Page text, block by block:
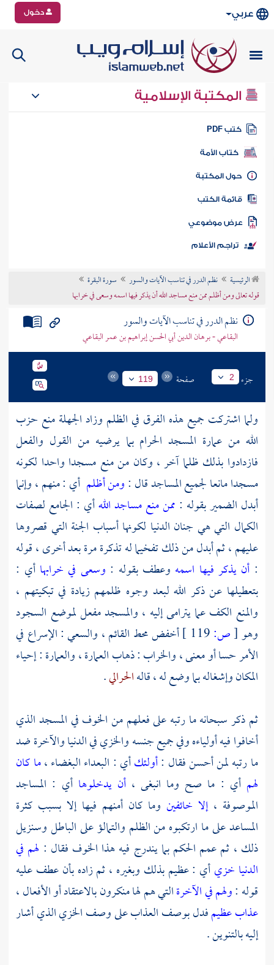
عربي دخول
المكتبة الإسلامية
كتب PDF
كتاب الأمة
المكتبة
الكتب
موضوعي
تراجم الأعلام
الرئيسية نظم الدرر في تناسب الآيات والسور
سورة البقرة
قوله تعالى ومن أظلم ممن منع مساجد الله أن يذكر فيها اسمه وسعى في خرابها
نظم الدرر في تناسب الآيات والسور
البقاعي - برهان الدين أبي الحسن إبراهيم بن عمر البقاعي
جزء 2 صفحة 119
ولما اشتركت جميع هذه الفرق في الظلم وزاد الجهلة منع حزب
الله من عمارة المسجد الحرام بما يرضيه من القول والفعل
فازدادوا بذلك ظلما آخر ، وكان من منع مسجدا واحدا لكونه
مسجدا مانعا لجميع المساجد قال :ومن أظلم أي : منهم ، وإنما
أبدل الضمير بقوله : ممن منع مساجد اللهأي : الجامع لصفات
الكمال التي هي جنان الدنيا لكونها أسباب الجنة التي قصروها
عليهم ، ثم أبدل من ذلك تفخيما له تذكرة مرة بعد أخرى ، قوله
: أن يذكر فيها اسمه وعطف بقوله : وسعى في خرابهاأي :
بتعطيلها عن ذكر الله لبعد وجوه ظلمهم زيادة في تبكيتهم ،
والمنع الكف عما يترامى إليه ، والمسجد مفعل لموضع السجود
وهو[ص:
أخفض محط القائم ، والسعي : الإسراع في
الأمر حسا أو معنى ، والخراب : ذهاب العمارة ، والعمارة : إحياء
المكان وإشغاله بما وضع له ، قالهالحرالي.
ثم ذكر سبحانه ما رتبه على فعلهم من الخوف في المسجد الذي
أخافوا فيه أولياءه وفي جميع جنسه والخزي في الدنيا والآخرة ضد
ما رتبه لمن أحسن فقال :أولئكأي : البعداء البغضاء ،ما كان
لهمأي : ما صح وما انبغى ،أن يدخلوهاأي : المساجد
الموصوفة ،إلا خائفين وما كان أمنهم فيها إلا بسبب كثرة
المساعد على ما ارتكبوه من الظلم والتمالؤ على الباطل وسنزيل
ذلك ، ثم عمم الحكم بما يندرج فيه هذا الخوف فقال : لهم في
الدنيا خزيأي : عظيم بذلك وبغيره ، ثم زاده بأن عطف عليه
قوله :ولهم في الآخرةالتي هم لها منكرون بالاعتقاد أو الأفعال ،
عذاب عظيمفدل بوصف العذاب على وصف الخزي الذي أشار
إليه بالتنوين .